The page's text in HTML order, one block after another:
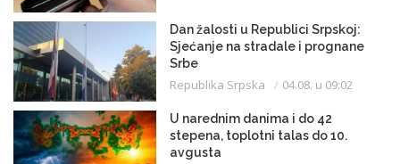
Dan žalosti u Republici Srpskoj:
Sjećanje na stradale i prognane
Srbe
Republika Srpska 04.08. u 09:02
U narednim danima i do 42
stepena, toplotni talas do 10.
avgusta